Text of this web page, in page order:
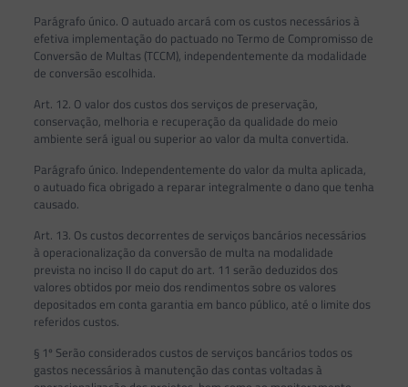
Parágrafo único. O autuado arcará com os custos necessários à
efetiva implementação do pactuado no Termo de Compromisso de
Conversão de Multas (TCCM), independentemente da modalidade
de conversão escolhida.
Art. 12. O valor dos custos dos serviços de preservação,
conservação, melhoria e recuperação da qualidade do meio
ambiente será igual ou superior ao valor da multa convertida.
Parágrafo único. Independentemente do valor da multa aplicada,
o autuado fica obrigado a reparar integralmente o dano que tenha
causado.
Art. 13. Os custos decorrentes de serviços bancários necessários
à operacionalização da conversão de multa na modalidade
prevista no inciso II do caput do art. 11 serão deduzidos dos
valores obtidos por meio dos rendimentos sobre os valores
depositados em conta garantia em banco público, até o limite dos
referidos custos.
§ 1º Serão considerados custos de serviços bancários todos os
gastos necessários à manutenção das contas voltadas à